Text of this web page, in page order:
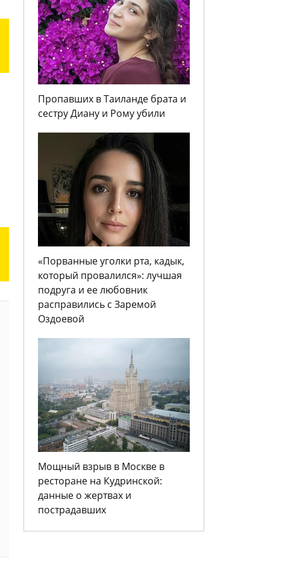
Пропавших в Таиланде брата и
сестру Диану и Рому убили
«Порванные уголки рта, кадык,
который провалился»: лучшая
подруга и ее любовник
расправились с Заремой
Оздоевой
Мощный взрыв в Москве в
ресторане на Кудринской:
данные о жертвах и
пострадавших